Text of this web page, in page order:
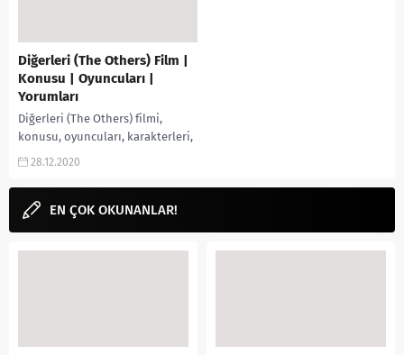
Diğerleri (The Others) Film |
Konusu | Oyuncuları |
Yorumları
Diğerleri (The Others) filmi,
konusu, oyuncuları, karakterleri,
cast, yorumları, incelemesi, IMDb
fragmanı, izle gibi aramalarınıza
YORUM...
28.12.2020
EN ÇOK OKUNANLAR!